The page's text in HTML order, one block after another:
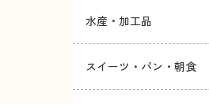
水産・加工品
スイーツ・パン・朝食